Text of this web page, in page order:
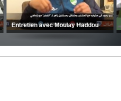
CSC: La préparation des hommes
d’Amrani se poursuit en Tunisie